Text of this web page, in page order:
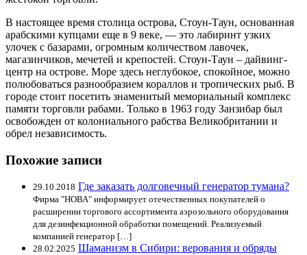
В настоящее время столица острова, Стоун-Таун, основанная
арабскими купцами еще в 9 веке, — это лабиринт узких
улочек с базарами, огромным количеством лавочек,
магазинчиков, мечетей и крепостей. Стоун-Таун – дайвинг-
центр на острове. Море здесь неглубокое, спокойное, можно
полюбоваться разнообразием кораллов и тропических рыб. В
городе стоит посетить знаменитый мемориальный комплекс
памяти торговли рабами. Только в 1963 году Занзибар был
освобожден от колониального рабства Великобритании и
обрел независимость.
Похожие записи
29.10.2018 Где заказать долговечный генератор тумана?
Фирма "НОВА" информирует отечественных покупателей о
расширении торгового ассортимента аэрозольного оборудования
для дезинфекционной обработки помещений. Реализуемый
компанией генератор […]
28.02.2025 Шаманизм в Сибири: верования и обряды